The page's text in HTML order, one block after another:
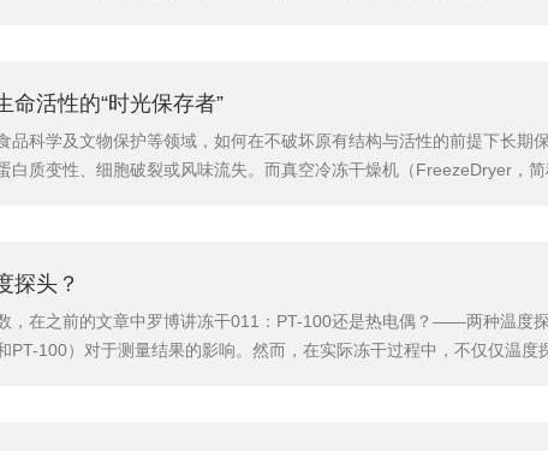
命活性的“时光保存者”
品科学及文物保护等领域，如何在不破坏原有结构与活性的前提下长期
白质变性、细胞破裂或风味流失。而真空冷冻干燥机（FreezeDryer，简
探头？
，在之前的文章中罗博讲冻干011：PT-100还是热电偶？——两种温度
PT-100）对于测量结果的影响。然而，在实际冻干过程中，不仅仅温度